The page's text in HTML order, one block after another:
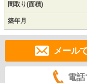
間取り(面積)
築年月
メール
電